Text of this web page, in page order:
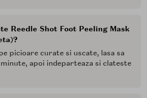
Reedle Shot Foot Peeling Mask
picioare curate si uscate, lasa sa
apoi indeparteaza si clateste